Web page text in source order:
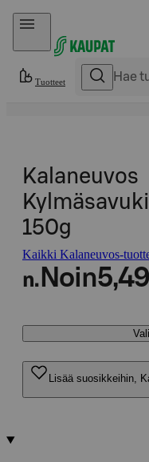
Hyppää sisältöön
Tuotteet
Kalaneuvos
150g
Kaikki Kalaneuvos-
n. Noin
Lisää suosikkeihin,